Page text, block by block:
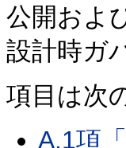
公開およ
設計時ガ
項目は次
A.1項